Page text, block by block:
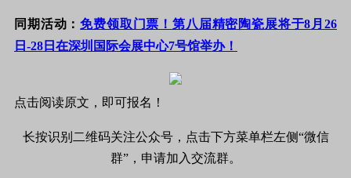
同期活动：免费领取门票！第八届精密陶瓷展将于8月26
日-28日在深圳国际会展中心7号馆举办！
点击阅读原文，即可报名！
长按识别二维码关注公众号，点击下方菜单栏左侧“微信
群”，申请加入交流群。